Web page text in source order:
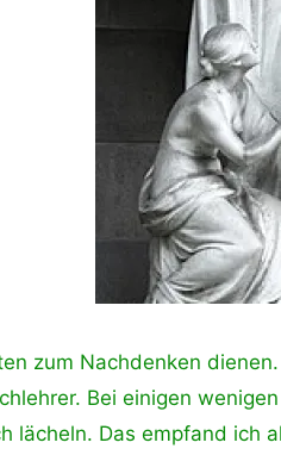
zum Nachdenken
Bei einigen
lächeln. Das empfand ich